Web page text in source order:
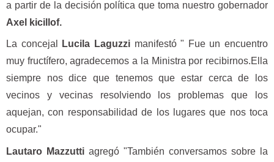
a partir de la decisión política que toma nuestro gobernador
Axel kicillof.
La concejal Lucila Laguzzi manifestó " Fue un encuentro
muy fructífero, agradecemos a la Ministra por recibirnos.Ella
siempre nos dice que tenemos que estar cerca de los
vecinos y vecinas resolviendo los problemas que los
aquejan, con responsabilidad de los lugares que nos toca
ocupar."
Lautaro Mazzutti agregó "También conversamos sobre la